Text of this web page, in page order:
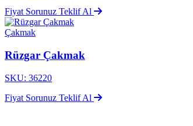
Fiyat Sorunuz Teklif Al
Çakmak
Rüzgar Çakmak
SKU: 36220
Fiyat Sorunuz Teklif Al